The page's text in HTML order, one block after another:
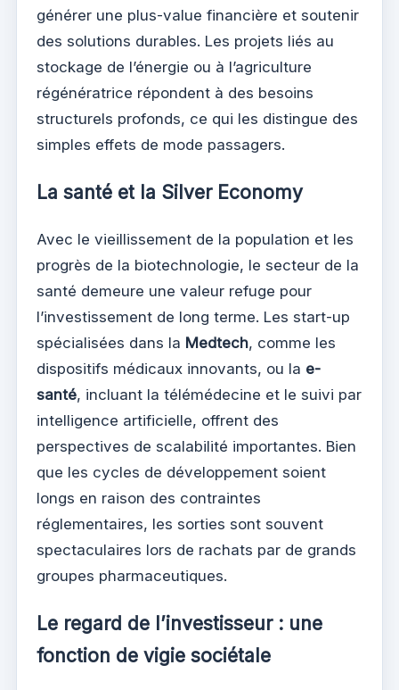
générer une plus-value financière et soutenir
des solutions durables. Les projets liés au
stockage de l’énergie ou à l’agriculture
régénératrice répondent à des besoins
structurels profonds, ce qui les distingue des
simples effets de mode passagers.
La santé et la Silver Economy
Avec le vieillissement de la population et les
progrès de la biotechnologie, le secteur de la
santé demeure une valeur refuge pour
l’investissement de long terme. Les start-up
spécialisées dans la Medtech, comme les
dispositifs médicaux innovants, ou la e-
santé, incluant la télémédecine et le suivi par
intelligence artificielle, offrent des
perspectives de scalabilité importantes. Bien
que les cycles de développement soient
longs en raison des contraintes
réglementaires, les sorties sont souvent
spectaculaires lors de rachats par de grands
groupes pharmaceutiques.
Le regard de l’investisseur : une
fonction de vigie sociétale